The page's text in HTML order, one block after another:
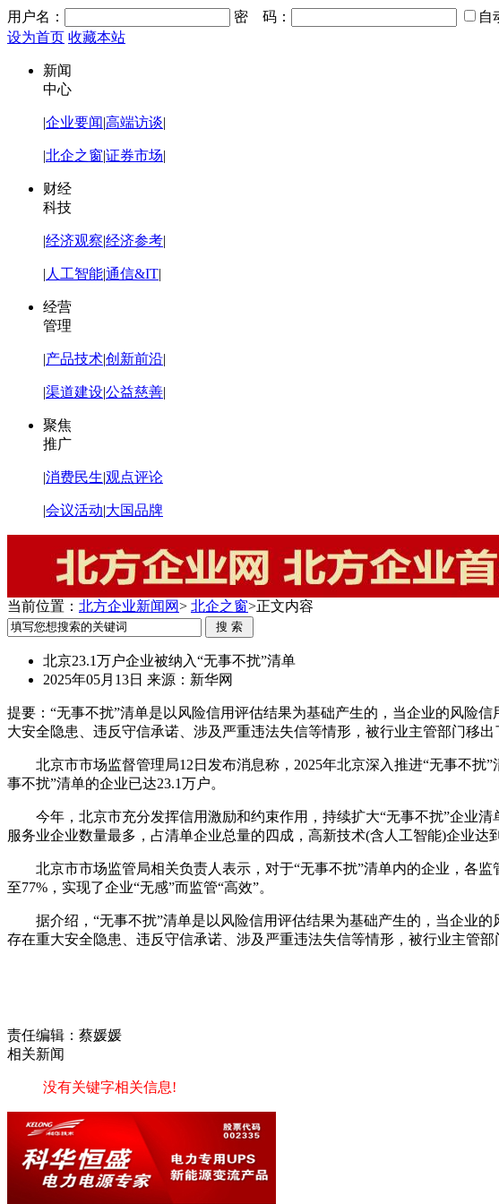
用户名： 密 码： 自
设为首页 收藏本站
新闻
中心
|企业要闻|高端访谈|
|北企之窗|证券市场|
财经
科技
|经济观察|经济参考|
| 人工智能|通信&IT|
经营
管理
|产品技术|创新前沿|
|渠道建设|公益慈善|
聚焦
推广
|消费民生|观点评论
|会议活动|大国品牌
当前位置： 北方企业新闻网> 北企之窗>正文内容
北京23.1万户企业被纳入“无事不扰”清单
2025年05月13日 来源：新华网
提要： “无事不扰”清单是以风险信用评估结果为基础产生的，当企业的风险
大安全隐患、违反守信承诺、涉及严重违法失信等情形，被行业主管部门移出
北京市市场监督管理局12日发布消息称，2025年北京深入推进“无事不
事不扰”清单的企业已达23.1万户。
今年，北京市充分发挥信用激励和约束作用，持续扩大“无事不扰”企业
服务业企业数量最多，占清单企业总量的四成，高新技术(含人工智能)企业达到
北京市市场监管局相关负责人表示，对于“无事不扰”清单内的企业，各
至77%，实现了企业“无感”而监管“高效”。
据介绍，“无事不扰”清单是以风险信用评估结果为基础产生的，当企业
存在重大安全隐患、违反守信承诺、涉及严重违法失信等情形，被行业主管部
责任编辑：蔡媛媛
相关新闻
没有关键字相关信息!